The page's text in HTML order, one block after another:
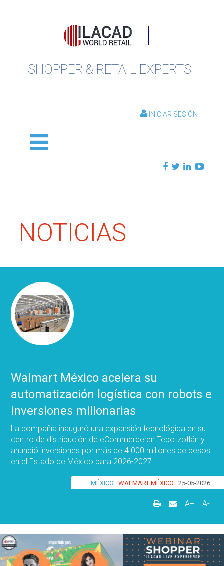
SHOPPER & RETAIL EXPERTS
INICIAR SESIÓN
NOTICIAS
Walmart México acelera su
automatización logística con robots e
inversiones millonarias
La compañía inauguró una expansión tecnológica en su
centro de distribución de eCommerce en Tepotzotlán y
anunció inversiones por más de 4.000 millones de pesos
en el Estado de México para 2026-2027.
MÉXICO WALMART MÉXICO 25-05-2026
A+ A-